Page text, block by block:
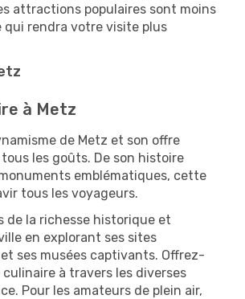
attractions populaires sont moins
qui rendra votre visite plus
à Metz
de Metz et son offre
les goûts. De son histoire
emblématiques, cette
tous les voyageurs.
de la richesse historique et
en explorant ses sites
ses musées captivants. Offrez-
à travers les diverses
Pour les amateurs de plein air,